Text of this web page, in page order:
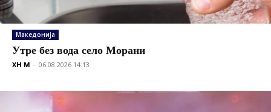
Македонија
Утре без вода село Морани
XH M - 06.08.2026 14:13